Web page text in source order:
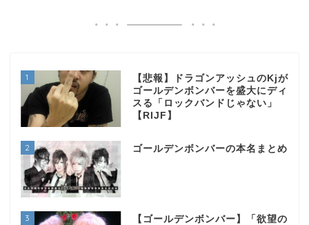
1
【悲報】ドラゴンアッシュのKjが
ゴールデンボンバーを盛大にディ
スる「ロックバンドじゃない」
【RIJF】
2 ゴールデンボンバーの本名まとめ
3
【ゴールデンボンバー】「欲望の